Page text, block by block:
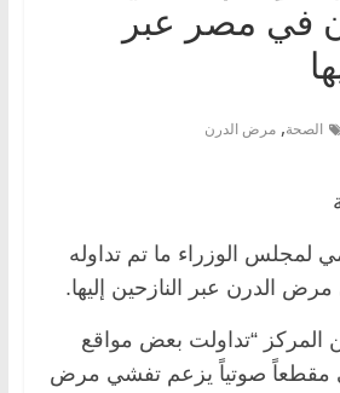
في مصر عبر
الصحة, مرض الدرن
لمجلس الوزراء ما تم تداوله
الدرن عبر النازحين إليها.
المركز “تداولت بعض مواقع
مقطعاً صوتياً يزعم تفشي مرض